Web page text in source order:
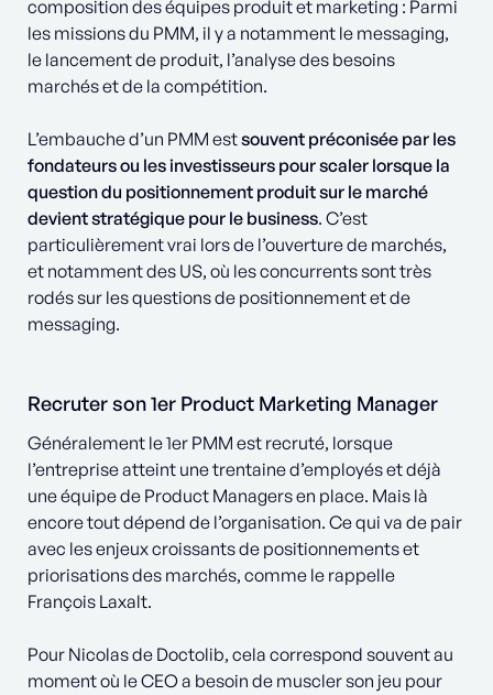
composition des équipes produit et marketing : Parmi
les missions du PMM, il y a notamment le messaging,
le lancement de produit, l’analyse des besoins
marchés et de la compétition.
L’embauche d’un PMM estsouvent préconisée par les
fondateurs ou les investisseurs pour scaler lorsque la
question du positionnement produit sur le marché
devient stratégique pour le business. C’est
particulièrement vrai lors de l’ouverture de marchés,
et notamment des US, où les concurrents sont très
rodés sur les questions de positionnement et de
messaging.
Recruter son 1er Product Marketing Manager
Généralement le 1er PMM est recruté, lorsque
l’entreprise atteint une trentaine d’employés et déjà
une équipe de Product Managers en place. Mais là
encore tout dépend de l’organisation. Ce qui va de pair
avec les enjeux croissants de positionnements et
priorisations des marchés, comme le rappelle
François Laxalt.
Pour Nicolas de Doctolib, cela correspond souvent au
moment où le CEO a besoin de muscler son jeu pour